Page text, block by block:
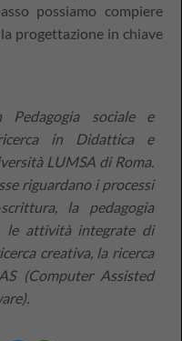
possiamo compiere
progettazione in chiave
sociale e
in Didattica e
LUMSA di Roma.
riguardano i processi
la pedagogia
le attività integrate di
creativa, la ricerca
(Computer Assisted